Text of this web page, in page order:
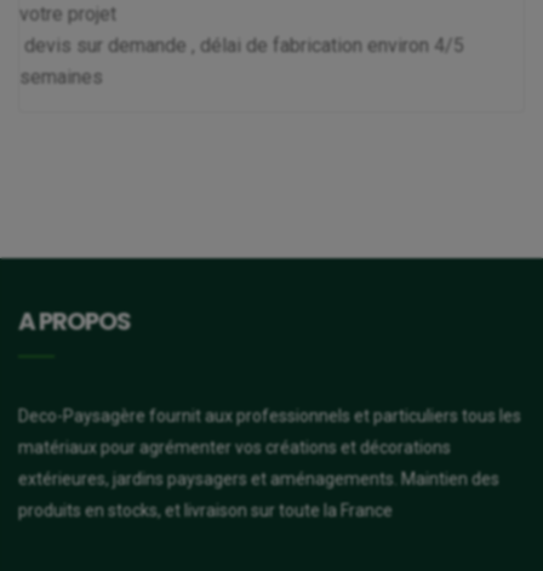
votre projet
devis sur demande , délai de fabrication environ 4/5
semaines
A PROPOS
Deco-Paysagère fournit aux professionnels et particuliers tous les
matériaux pour agrémenter vos créations et décorations
extérieures, jardins paysagers et aménagements. Maintien des
produits en stocks, et livraison sur toute la France